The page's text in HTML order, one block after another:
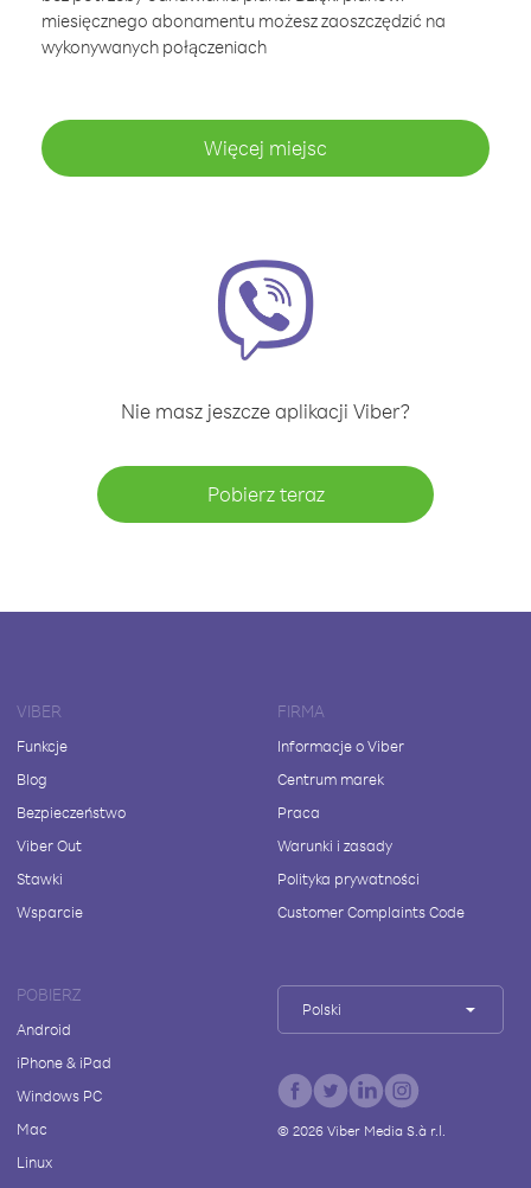
miesięcznego abonamentu możesz zaoszczędzić na
wykonywanych połączeniach
Więcej miejsc
Nie masz jeszcze aplikacji Viber?
Pobierz teraz
VIBER
Funkcje
Blog
Bezpieczeństwo
Viber Out
Stawki
Wsparcie
FIRMA
Informacje o Viber
Centrum marek
Praca
Warunki i zasady
Polityka prywatności
Customer Complaints Code
POBIERZ
Android
iPhone & iPad
Windows PC
Mac
Linux
Polski
© 2026Viber Media S.à r.l.